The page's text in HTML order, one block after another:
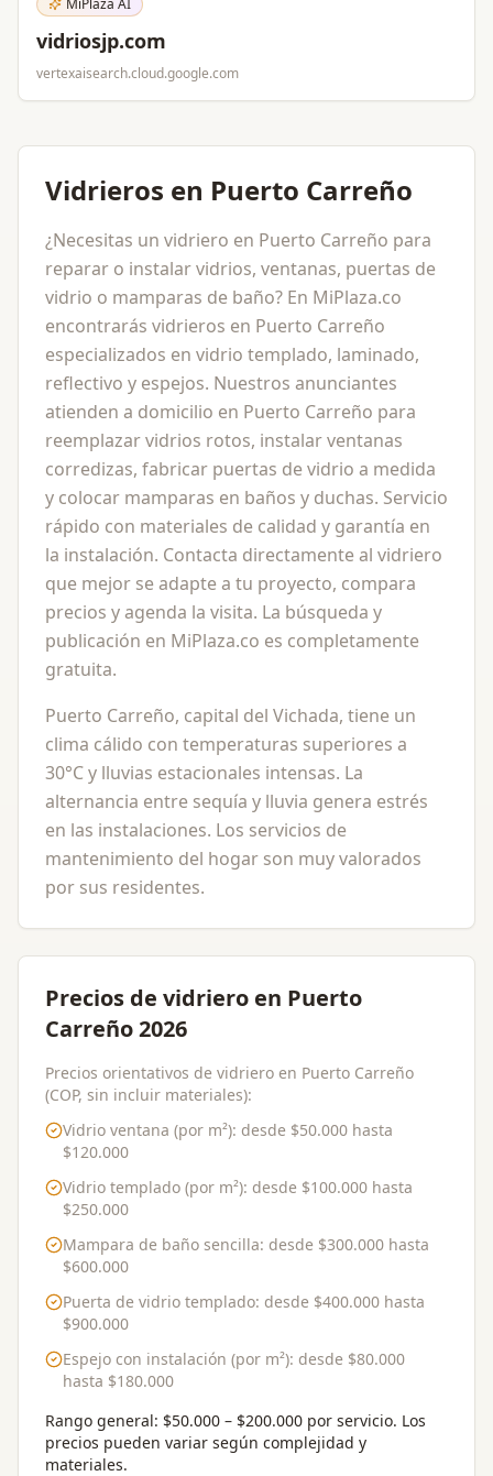
MiPlaza AI
vidriosjp.com
vertexaisearch.cloud.google.com
Vidrieros en Puerto Carreño
¿Necesitas un vidriero en Puerto Carreño para
reparar o instalar vidrios, ventanas, puertas de
vidrio o mamparas de baño? En MiPlaza.co
encontrarás vidrieros en Puerto Carreño
especializados en vidrio templado, laminado,
reflectivo y espejos. Nuestros anunciantes
atienden a domicilio en Puerto Carreño para
reemplazar vidrios rotos, instalar ventanas
corredizas, fabricar puertas de vidrio a medida
y colocar mamparas en baños y duchas. Servicio
rápido con materiales de calidad y garantía en
la instalación. Contacta directamente al vidriero
que mejor se adapte a tu proyecto, compara
precios y agenda la visita. La búsqueda y
publicación en MiPlaza.co es completamente
gratuita.
Puerto Carreño, capital del Vichada, tiene un
clima cálido con temperaturas superiores a
30°C y lluvias estacionales intensas. La
alternancia entre sequía y lluvia genera estrés
en las instalaciones. Los servicios de
mantenimiento del hogar son muy valorados
por sus residentes.
Precios de vidriero en Puerto
Carreño 2026
Precios orientativos de vidriero en Puerto Carreño
(COP, sin incluir materiales):
Vidrio ventana (por m²): desde $50.000 hasta
$120.000
Vidrio templado (por m²): desde $100.000 hasta
$250.000
Mampara de baño sencilla: desde $300.000 hasta
$600.000
Puerta de vidrio templado: desde $400.000 hasta
$900.000
Espejo con instalación (por m²): desde $80.000
hasta $180.000
Rango general: $50.000 – $200.000 por servicio. Los
precios pueden variar según complejidad y
materiales.